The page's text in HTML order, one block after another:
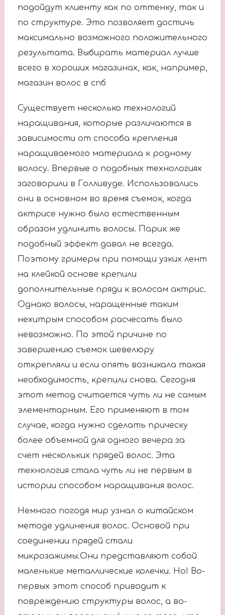
подойдут клиенту как по оттенку, так и
по структуре. Это позволяет достичь
максимально возможного положительного
результата. Выбирать материал лучше
всего в хороших магазинах, как, например,
магазин волос в спб
Существует несколько технологий
наращивания, которые различаются в
зависимости от способа крепления
наращиваемого материала к родному
волосу. Впервые о подобных технологиях
заговорили в Голливуде. Использовались
они в основном во время съемок, когда
актрисе нужно было естественным
образом удлинить волосы. Парик же
подобный эффект давал не всегда.
Поэтому гримеры при помощи узких лент
на клейкой основе крепили
дополнительные пряди к волосам актрис.
Однако волосы, наращенные таким
нехитрым способом расчесать было
невозможно. По этой причине по
завершению съемок шевелюру
открепляли и если опять возникала такая
необходимость, крепили снова. Сегодня
этот метод считается чуть ли не самым
элементарным. Его применяют в том
случае, когда нужно сделать прическу
более объемной для одного вечера за
счет нескольких прядей волос. Эта
технология стала чуть ли не первым в
истории способом наращивания волос.
Немного погодя мир узнал о китайском
методе удлинения волос. Основой при
соединении прядей стали
микрозажимы.Они представляют собой
маленькие металлические колечки. Но! Во-
первых этот способ приводит к
повреждению структуры волос, а во-